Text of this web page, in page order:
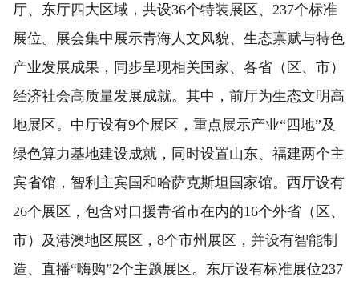
厅、东厅四大区域，共设36个特装展区、237个标准
展位。展会集中展示青海人文风貌、生态禀赋与特色
产业发展成果，同步呈现相关国家、各省（区、市）
经济社会高质量发展成就。其中，前厅为生态文明高
地展区。中厅设有9个展区，重点展示产业“四地”及
绿色算力基地建设成就，同时设置山东、福建两个主
宾省馆，智利主宾国和哈萨克斯坦国家馆。西厅设有
26个展区，包含对口援青省市在内的16个外省（区、
市）及港澳地区展区，8个市州展区，并设有智能制
造、直播“嗨购”2个主题展区。东厅设有标准展位237